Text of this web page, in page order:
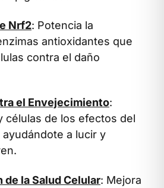
Nrf2: Potencia la
antioxidantes que
contra el daño
el Envejecimiento:
células de los efectos del
a lucir y
la Salud Celular: Mejora